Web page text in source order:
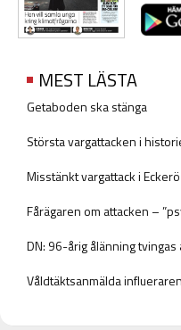
MEST LÄSTA
Getaboden ska stänga
Största vargattacken i
Misstänkt vargattack i
Fårägaren om attacken –
DN: 96-årig ålänning
Våldtäktsanmälda